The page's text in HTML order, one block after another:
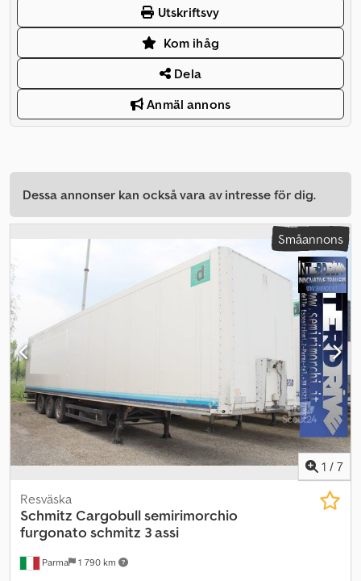
Utskriftsvy
Kom ihåg
Dela
Anmäl annons
Dessa annonser kan också vara av intresse för dig.
Småannons
1 / 7
Parma 1 790 km
Resväska
Schmitz Cargobullsemirimorchio
furgonato schmitz 3 assi